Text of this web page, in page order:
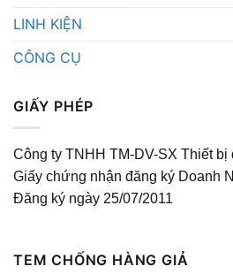
LINH KIỆN
CÔNG CỤ
GIẤY PHÉP
Công ty TNHH TM-DV-SX Thiết bị
Giấy chứng nhận đăng ký Doanh
Đăng ký ngày 25/07/2011
TEM CHỐNG HÀNG GIẢ